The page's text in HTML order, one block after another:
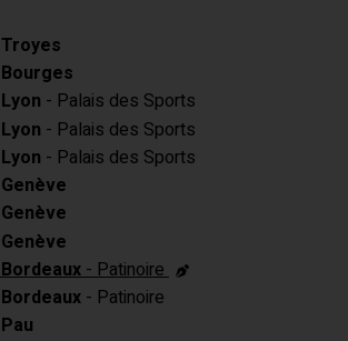
Troyes
Bourges
Lyon - Palais des Sports
Lyon - Palais des Sports
Lyon - Palais des Sports
Genève
Genève
Genève
Bordeaux- Patinoire
Bordeaux - Patinoire
Pau